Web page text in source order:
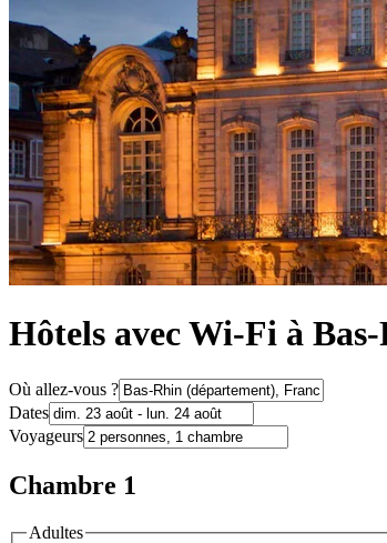
Hôtels avec Wi-Fi à
Où allez-vous ?
Dates
Voyageurs
Chambre 1
Adultes